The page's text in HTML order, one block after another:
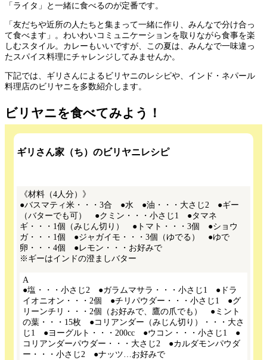
「ライタ」と一緒に食べるのが定番です。
「友だちや近所の人たちと集まって一緒に作り、みんなで分け合っ
て食べます」。わいわいコミュニケーションを取りながら食事を楽
しむスタイル。カレーもいいですが、この夏は、みんなで一味違っ
たスパイス料理にチャレンジしてみませんか。
下記では、ギリさんによるビリヤニのレシピや、インド・ネパール
料理店のビリヤニを多数紹介します。
ビリヤニを食べてみよう！
ギリさん家（ち）のビリヤニレシピ
《材料（4人分）》
●バスマティ米・・・3合 ●水 ●油・・・大さじ2 ●ギー
（バターでも可） ●クミン・・・小さじ1 ●タマネ
ギ・・・1個（みじん切り） ●トマト・・・3個 ●ショウ
ガ・・・1個 ●ジャガイモ・・・3個（ゆでる） ●ゆで
卵・・・4個 ●レモン・・・お好みで
※ギーはインドの澄ましバター
A
●塩・・・小さじ2 ●ガラムマサラ・・・小さじ1 ●ドラ
イオニオン・・・2個 ●チリパウダー・・・小さじ1 ●グ
リーンチリ・・・2個（お好みで、鷹の爪でも） ●ミント
の葉・・・15枚 ●コリアンダー（みじん切り）・・・大さ
じ1 ●ヨーグルト・・・200cc ●ウコン・・・小さじ1 ●
コリアンダーパウダー・・・大さじ2 ●カルダモンパウダ
ー・・・小さじ2 ●ナッツ…お好みで